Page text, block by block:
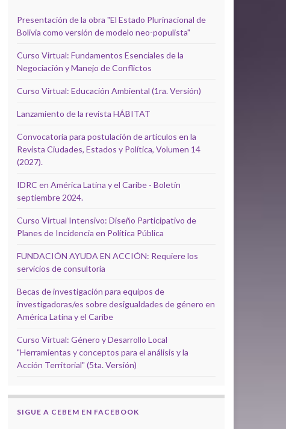
Presentación de la obra "El Estado Plurinacional de
Bolivia como versión de modelo neo-populista"
Curso Virtual: Fundamentos Esenciales de la
Negociación y Manejo de Conflictos
Curso Virtual: Educación Ambiental (1ra. Versión)
Lanzamiento de la revista HÁBITAT
Convocatoria para postulación de artículos en la
Revista Ciudades, Estados y Política, Volumen 14
(2027).
IDRC en América Latina y el Caribe - Boletín
septiembre 2024.
Curso Virtual Intensivo: Diseño Participativo de
Planes de Incidencia en Política Pública
FUNDACIÓN AYUDA EN ACCIÓN: Requiere los
servicios de consultoría
Becas de investigación para equipos de
investigadoras/es sobre desigualdades de género en
América Latina y el Caribe
Curso Virtual: Género y Desarrollo Local
"Herramientas y conceptos para el análisis y la
Acción Territorial" (5ta. Versión)
SIGUE A CEBEM EN FACEBOOK